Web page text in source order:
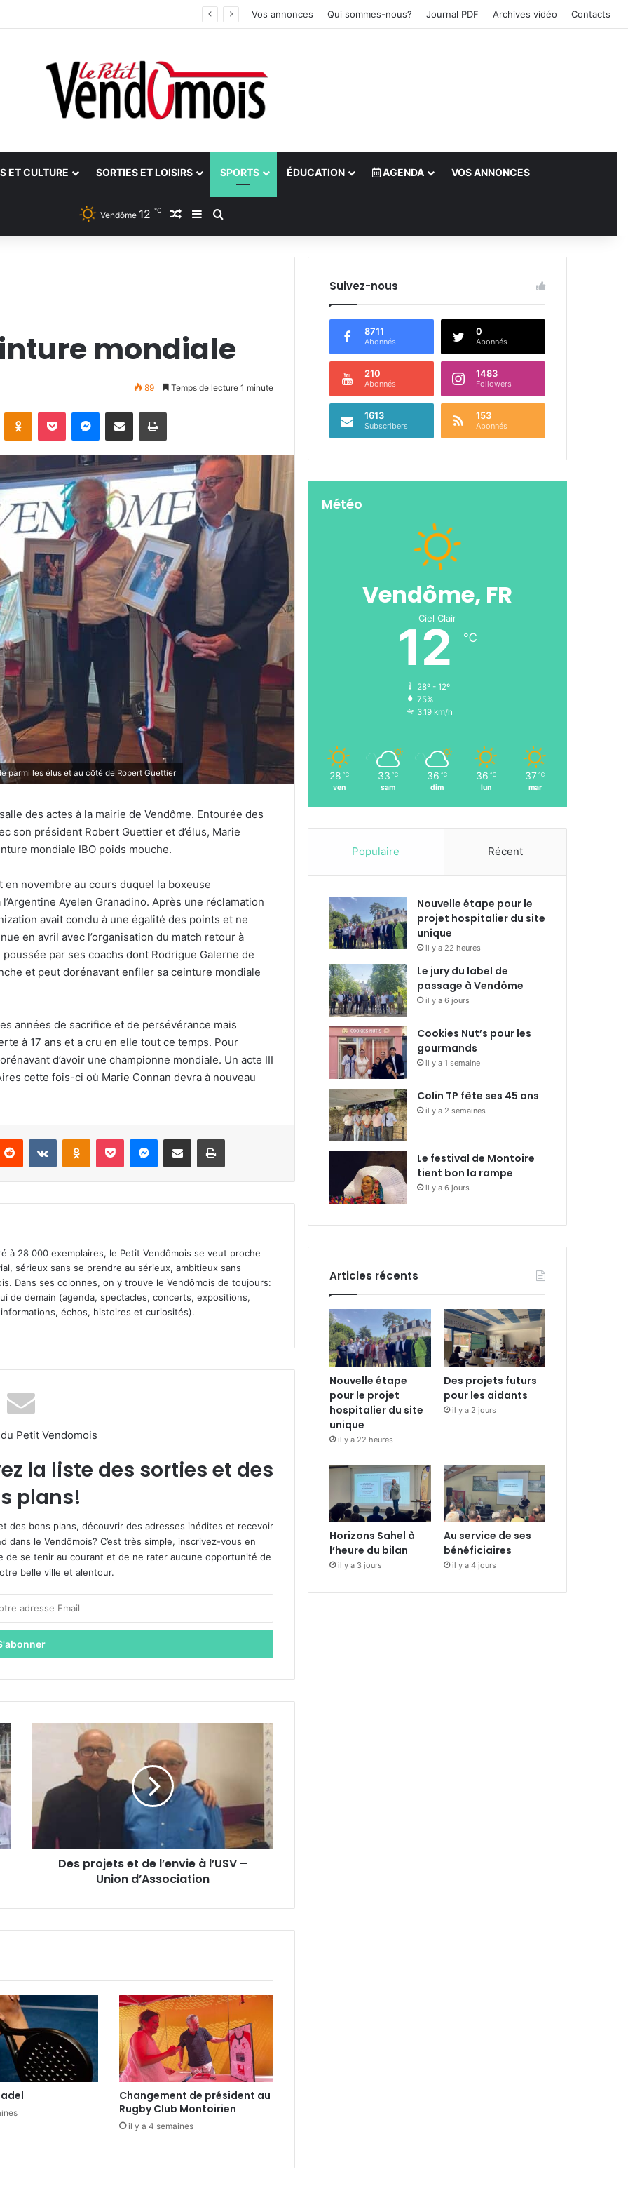
Vos annonces Qui sommes-nous? Journal PDF Archives vidéo Contacts
ET CULTURE SORTIES ET LOISIRS SPORTS ÉDUCATION AGENDA VOS ANNONCES
Vendôme 12 ℃ Article Aléatoire
Sidebar (barre latérale)
Rechercher
mondiale
89 Temps de lecture 1 minute
parmi les élus et au côté de Robert Guettier
des actes à la mairie de Vendôme. Entourée des
son président Robert Guettier et d’élus, Marie
mondiale IBO poids mouche.
novembre au cours duquel la boxeuse
Ayelen Granadino. Après une réclamation
avait conclu à une égalité des points et ne
en avril avec l’organisation du match retour à
par ses coachs dont Rodrigue Galerne de
et peut dorénavant enfiler sa ceinture mondiale
années de sacrifice et de persévérance mais
à 17 ans et a cru en elle tout ce temps. Pour
d’avoir une championne mondiale. Un acte III
cette fois-ci où Marie Connan devra à nouveau
à 28 000 exemplaires, le Petit Vendômois se veut proche
sérieux sans se prendre au sérieux, ambitieux sans
Dans ses colonnes, on y trouve le Vendômois de toujours:
de demain (agenda, spectacles, concerts, expositions,
échos, histoires et curiosités).
Petit Vendomois
la liste des sorties et des
plans!
des bons plans, découvrir des adresses inédites et recevoir
le Vendômois? C’est très simple, inscrivez-vous en
de se tenir au courant et de ne rater aucune opportunité de
belle ville et alentour.
e
t
d
n
v
i
e
à
l
’
U
i
Des projets et de l’envie à l’USV –
Union d’Association
Changement de président au
Rugby Club Montoirien
il y a 4 semaines
Suivez-nous
8711
Abonnés
0
Abonnés
210
Abonnés
1483
Followers
1613
Subscribers
153
Abonnés
Météo
Vendôme, FR
Ciel Clair
12 ℃
28º - 12º
75%
3.19 km/h
28 ℃
ven
33 ℃
sam
36 ℃
dim
36 ℃
lun
37 ℃
mar
Populaire Récent
Nouvelle étape pour le
projet hospitalier du site
unique
il y a 22 heures
Le jury du label de
passage à Vendôme
il y a 6 jours
Cookies Nut’s pour les
gourmands
il y a 1 semaine
Colin TP fête ses 45 ans
il y a 2 semaines
Le festival de Montoire
tient bon la rampe
il y a 6 jours
Articles récents
Nouvelle étape
pour le projet
hospitalier du site
unique
il y a 22 heures
Des projets futurs
pour les aidants
il y a 2 jours
Horizons Sahel à
l’heure du bilan
il y a 3 jours
Au service de ses
bénéficiaires
il y a 4 jours